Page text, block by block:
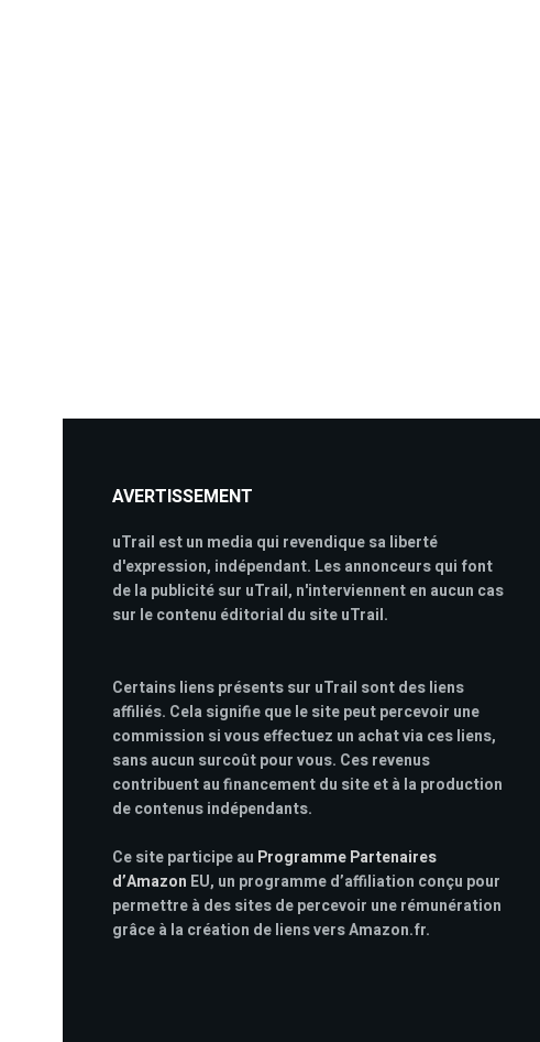
AVERTISSEMENT
uTrail est un media qui revendique sa liberté
d'expression, indépendant. Les annonceurs qui font
de la publicité sur uTrail, n'interviennent en aucun cas
sur le contenu éditorial du site uTrail.
Certains liens présents sur uTrail sont des liens
affiliés. Cela signifie que le site peut percevoir une
commission si vous effectuez un achat via ces liens,
sans aucun surcoût pour vous. Ces revenus
contribuent au financement du site et à la production
de contenus indépendants.
Ce site participe au Programme Partenaires
d’Amazon EU, un programme d’affiliation conçu pour
permettre à des sites de percevoir une rémunération
grâce à la création de liens vers Amazon.fr.